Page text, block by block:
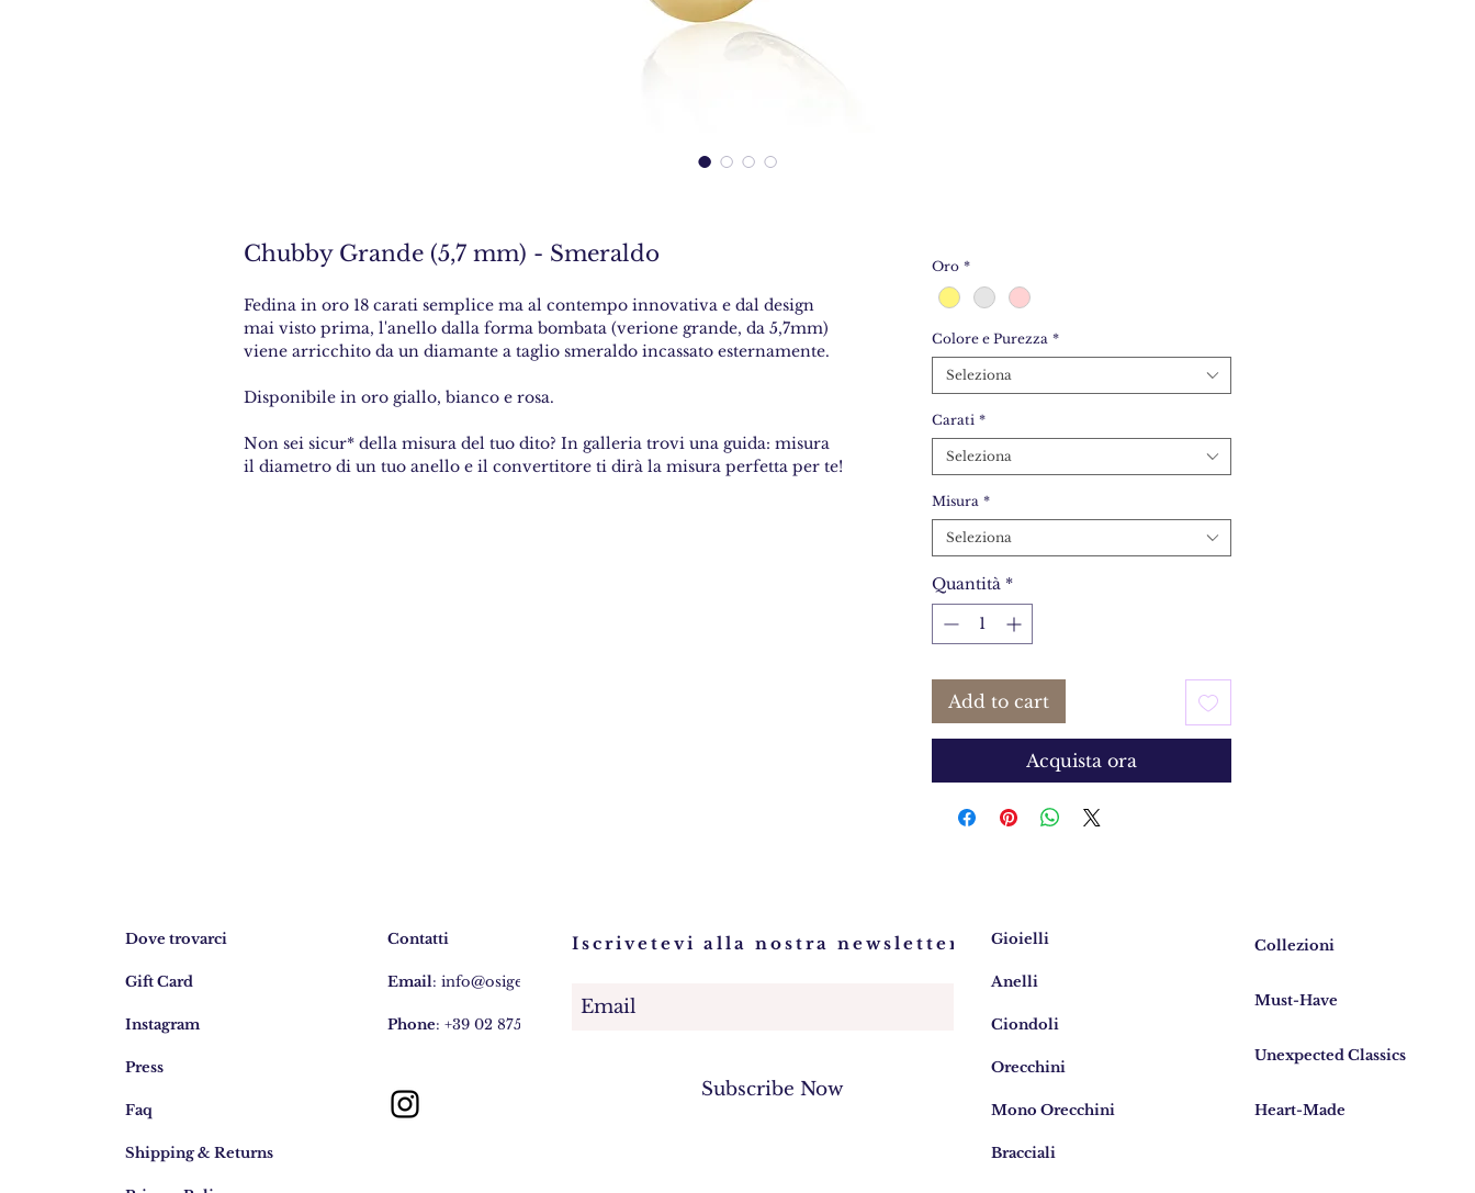
Chubby Grande (5,7 mm) - Smeraldo
Fedina in oro 18 carati semplice ma al contempo innovativa e dal design
mai visto prima, l'anello dalla forma bombata (verione grande, da 5,7mm)
viene arricchito da un diamante a taglio smeraldo incassato esternamente.
Disponibile in oro giallo, bianco e rosa.
Non sei sicur* della misura del tuo dito? In galleria trovi una guida: misura
il diametro di un tuo anello e il convertitore ti dirà la misura perfetta per te!
Oro *
Colore e Purezza *
Seleziona
Carati *
Seleziona
Misura *
Seleziona
Quantità *
Add to cart
Acquista ora
Dove trovarci
Gift Card
Instagram
Press
Faq
Shipping & Returns
Contatti
Email: info@osigem.com
Phone: +39 02 875745
Iscrivetevi alla nostra newsletter!
Subscribe Now
Gioielli
Anelli
Ciondoli
Orecchini
Mono Orecchini
Bracciali
Collezioni
Must-Have
Unexpected Classics
Heart-Made